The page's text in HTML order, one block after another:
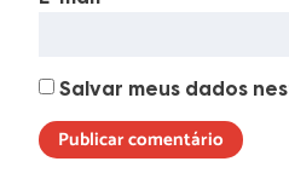
Salvar meus dados